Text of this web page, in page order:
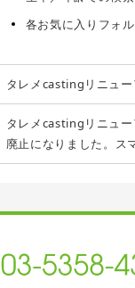
各お気に入りフォ
タレメcastingリニュー
タレメcastingリニュ
廃止になりました。ス